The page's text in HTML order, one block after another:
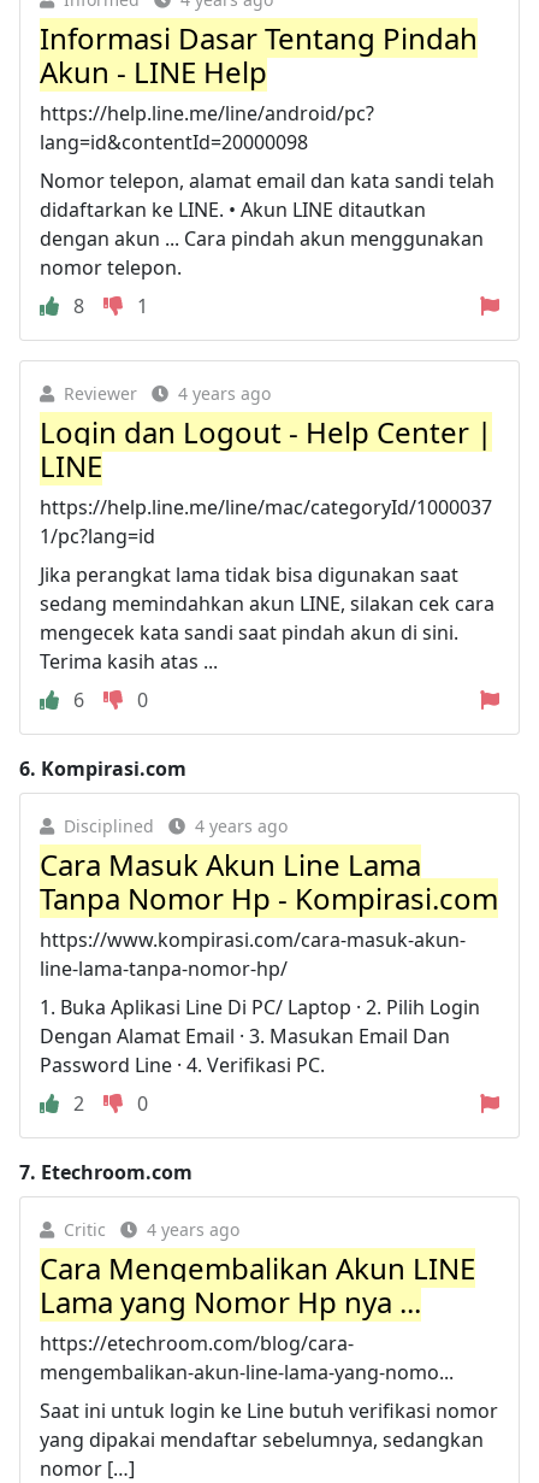
Informasi Dasar Tentang Pindah
Akun - LINE Help
https://help.line.me/line/android/pc?
lang=id&contentId=20000098
Nomor telepon, alamat email dan kata sandi telah
didaftarkan ke LINE. • Akun LINE ditautkan
dengan akun ... Cara pindah akun menggunakan
nomor telepon.
8
1
Reviewer 4 years ago
Login dan Logout - Help Center |
LINE
https://help.line.me/line/mac/categoryId/1000037
1/pc?lang=id
Jika perangkat lama tidak bisa digunakan saat
sedang memindahkan akun LINE, silakan cek cara
mengecek kata sandi saat pindah akun di sini.
Terima kasih atas ...
6
0
6. Kompirasi.com
Disciplined 4 years ago
Cara Masuk Akun Line Lama
Tanpa Nomor Hp - Kompirasi.com
https://www.kompirasi.com/cara-masuk-akun-
line-lama-tanpa-nomor-hp/
1. Buka Aplikasi Line Di PC/ Laptop · 2. Pilih Login
Dengan Alamat Email · 3. Masukan Email Dan
Password Line · 4. Verifikasi PC.
2
0
7. Etechroom.com
Critic 4 years ago
Cara Mengembalikan Akun LINE
Lama yang Nomor Hp nya ...
https://etechroom.com/blog/cara-
mengembalikan-akun-line-lama-yang-nomo...
Saat ini untuk login ke Line butuh verifikasi nomor
yang dipakai mendaftar sebelumnya, sedangkan
nomor […]